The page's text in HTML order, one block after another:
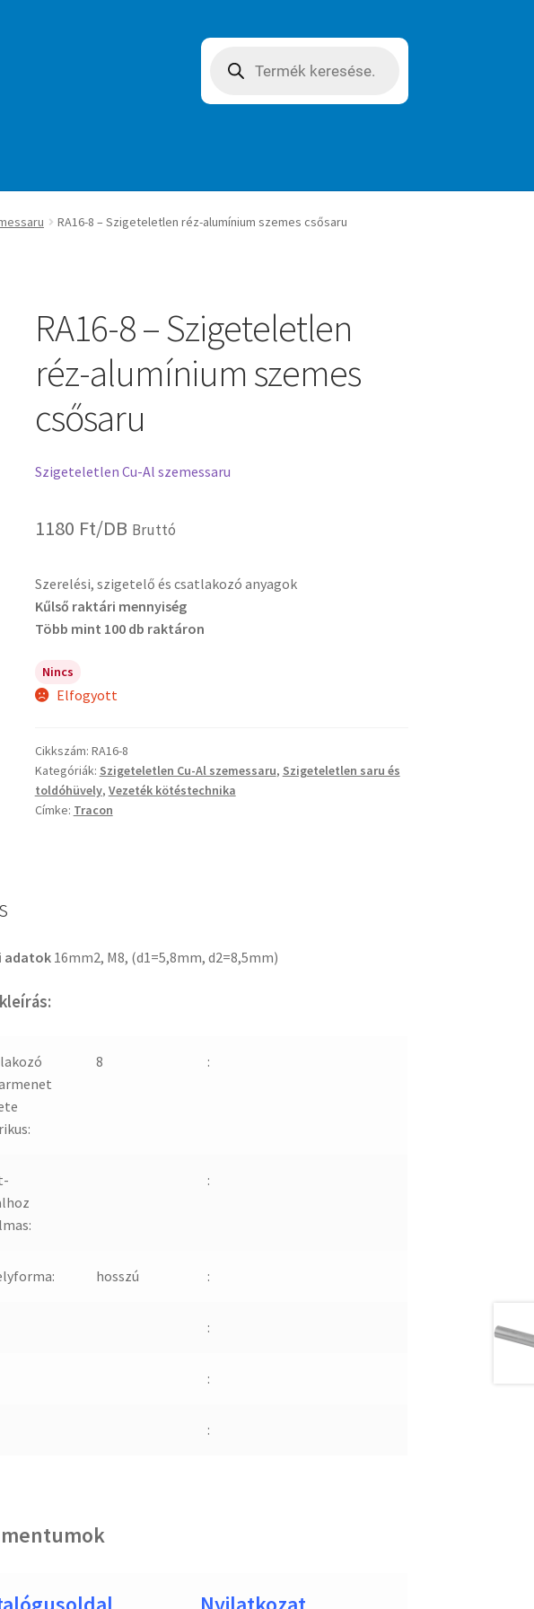
search
RA16-8 – Szigeteletlen réz-alumínium szemes csősaru
RA16-8 – Szigeteletlen
réz-alumínium szemes
csősaru
Szigeteletlen Cu-Al szemessaru
1180 Ft/DB Bruttó
Szerelési, szigetelő és csatlakozó anyagok
Kűlső raktári mennyiség
Több mint 100 db raktáron
Nincs
Elfogyott
Cikkszám: RA16-8
Kategóriák: Szigeteletlen Cu-Al szemessaru, Szigeteletlen saru és
toldóhüvely, Vezeték kötéstechnika
Címke: Tracon
adatok16mm2, M8, (d1=5,8mm, d2=8,5mm)
8 :
:
hosszú :
:
:
: